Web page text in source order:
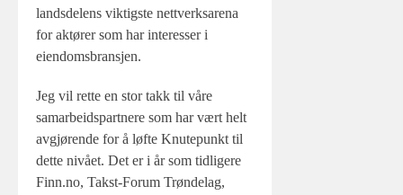
landsdelens viktigste nettverksarena
for aktører som har interesser i
eiendomsbransjen.
Jeg vil rette en stor takk til våre
samarbeidspartnere som har vært helt
avgjørende for å løfte Knutepunkt til
dette nivået. Det er i år som tidligere
Finn.no, Takst-Forum Trøndelag,